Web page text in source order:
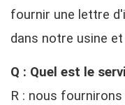
fournir une lettre
dans notre usine
Q : Quel est le
R : nous